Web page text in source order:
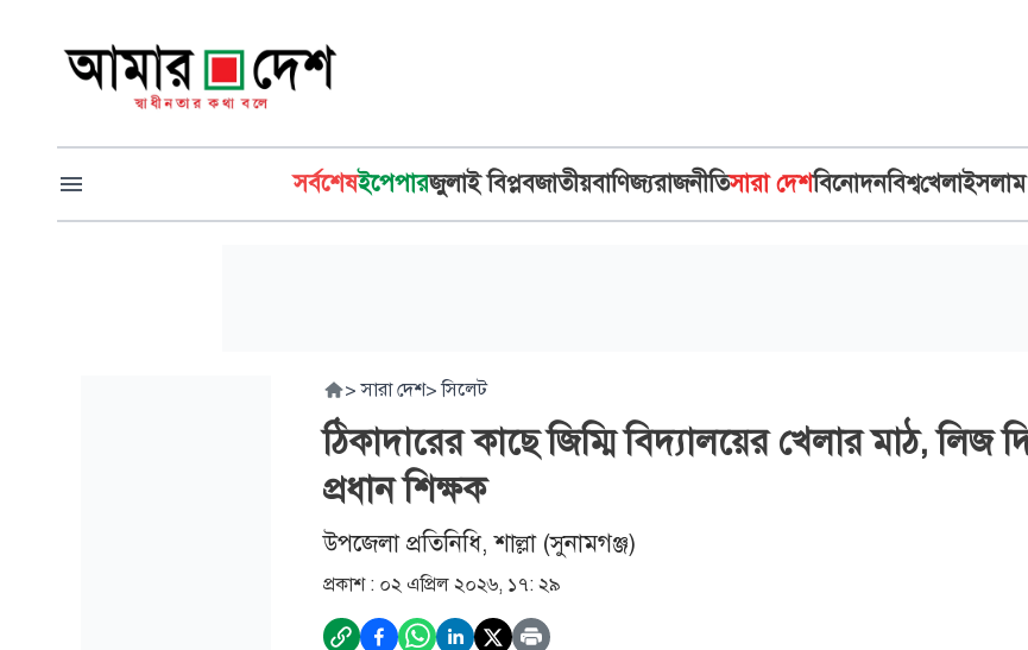
সর্বশেষইপেপারজুলাই বিপ্লবজাতীয়বাণিজ্যরাজনীতিসারা দেশবিনোদনবিশ্বখেলা
> সারা দেশ> সিলেট
ঠিকাদারের কাছে জিম্মি বিদ্যালয়ের খেলার মাঠ, লিজ
প্রধান শিক্ষক
উপজেলা প্রতিনিধি, শাল্লা (সুনামগঞ্জ)
প্রকাশ : ০২ এপ্রিল ২০২৬, ১৭: ২৯